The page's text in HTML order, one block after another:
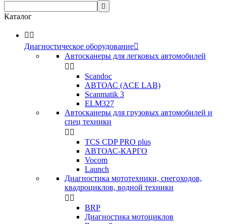

Каталог
 
Диагностическое оборудование
Автосканеры для легковых автомобилей
 
Scandoc
АВТОАС (ACE LAB)
Scanmatik 3
ELM327
Автосканеры для грузовых автомобилей и
спец техники
 
TCS CDP PRO plus
АВТОАС-КАРГО
Vocom
Launch
Диагностика мототехники, снегоходов,
квадроциклов, водной техники
 
BRP
Диагностика мотоциклов